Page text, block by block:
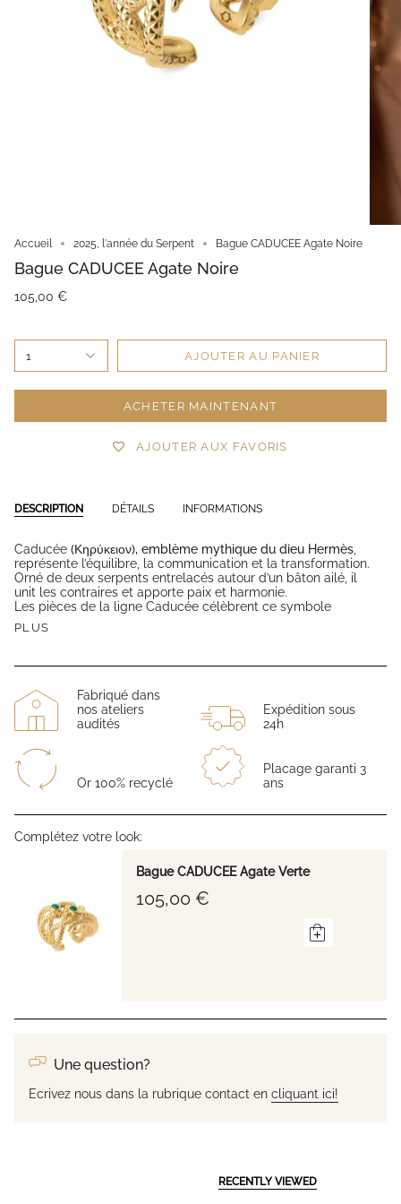
Accueil 2025, l'année du Serpent Bague CADUCEE Agate Noire
Bague CADUCEE Agate Noire
105,00 €
1 AJOUTER AU PANIER
ACHETER MAINTENANT
AJOUTER AUX FAVORIS
DESCRIPTION DÉTAILS INFORMATIONS
Caducée (Κηρύκειον), emblème mythique du dieu Hermès
représente l’équilibre, la communication et la transformation.
Orné de deux serpents entrelacés autour d’un bâton ailé, il
unit les contraires et apporte paix et harmonie.
Les pièces de la ligne Caducée célèbrent ce symbole
PLUS
Fabriqué dans
nos ateliers
audités
Expédition sous
24h
Or 100% recyclé
Placage garanti 3
ans
Complétez votre look:
Bague CADUCEE Agate Verte
105,00 €
Une question?
Ecrivez nous dans la rubrique contact en cliquant ici!
RECENTLY VIEWED